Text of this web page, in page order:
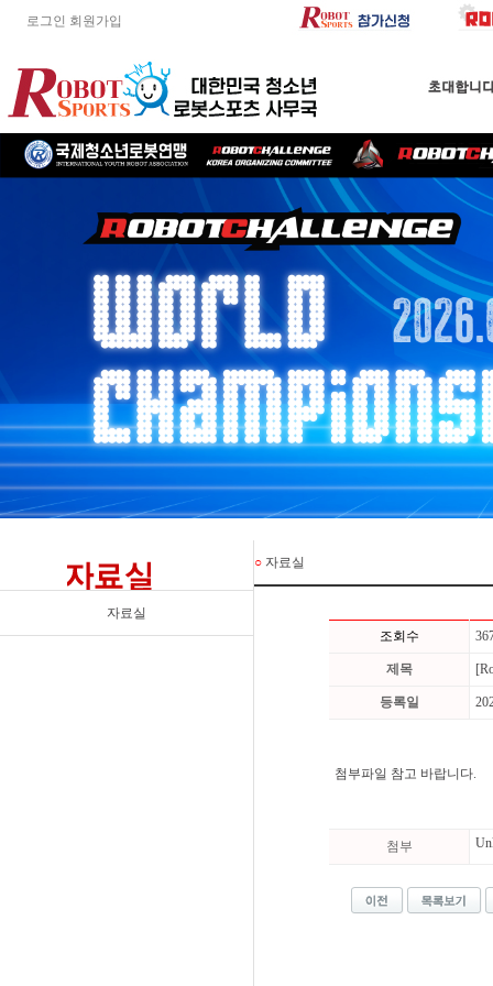
로그인 회원가입
자료실
○ 자료실
조회수
제목
등록일
첨부파일 참고 바랍니다.
첨부